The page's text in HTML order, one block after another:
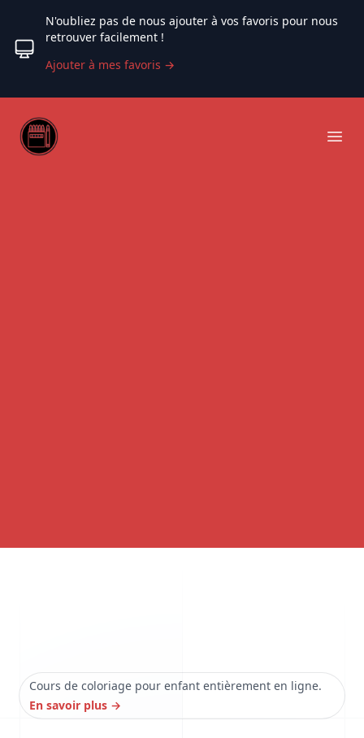
N'oubliez pas de nous ajouter à vos favoris pour nous
retrouver facilement !
Ajouter à mes favoris →
Web coloriage
Cours de coloriage pour enfant entièrement en ligne.
En savoir plus →